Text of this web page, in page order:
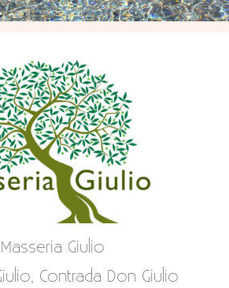
Masseria Giulio
Contrada Don Giulio